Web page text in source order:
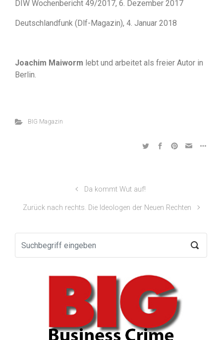
DIW Wochenbericht 49/2017, 6. Dezember 2017
Deutschlandfunk (Dlf-Magazin), 4. Januar 2018
Joachim Maiworm lebt und arbeitet als freier Autor in
Berlin.
BIG Magazin
Da kommt Wut auf!
Zurück nach rechts. Die Ideologen der Neuen Rechten